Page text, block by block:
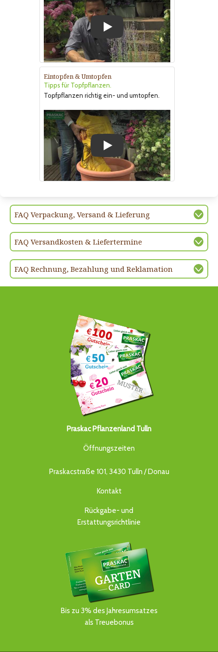
Play
Eintopfen & Umtopfen
Tipps für Topfpflanzen.
Topfpflanzen richtig ein- und umtopfen.
Play
FAQ Verpackung, Versand & Lieferung
FAQ Versandkosten & Liefertermine
FAQ Rechnung, Bezahlung und Reklamation
Praskac Pflanzenland Tulln
Öffnungszeiten
Praskacstraße 101, 3430 Tulln / Donau
Kontakt
Rückgabe- und
Erstattungsrichtlinie
Bis zu 3% des Jahresumsatzes
als Treuebonus